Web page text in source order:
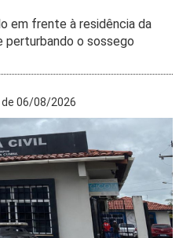
em frente à residência da
perturbando o sossego
de 06/08/2026